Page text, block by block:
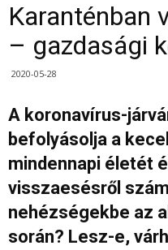
Karanténban
– gazdasági
2020-05-28
A koronavírus-
befolyásolja a
mindennapi életét
visszaesésről
nehézségekbe az
során? Lesz-e,